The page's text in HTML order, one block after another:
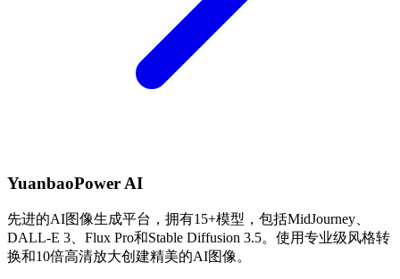
YuanbaoPower AI
先进的AI图像生成平台，拥有15+模型，包括MidJourney、
DALL-E 3、Flux Pro和Stable Diffusion 3.5。使用专业级风格转
换和10倍高清放大创建精美的AI图像。